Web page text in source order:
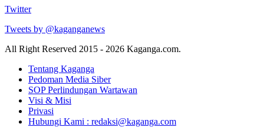
Twitter
Tweets by @kaganganews
All Right Reserved 2015 - 2026 Kaganga.com.
Tentang Kaganga
Pedoman Media Siber
SOP Perlindungan Wartawan
Visi & Misi
Privasi
Hubungi Kami : redaksi@kaganga.com